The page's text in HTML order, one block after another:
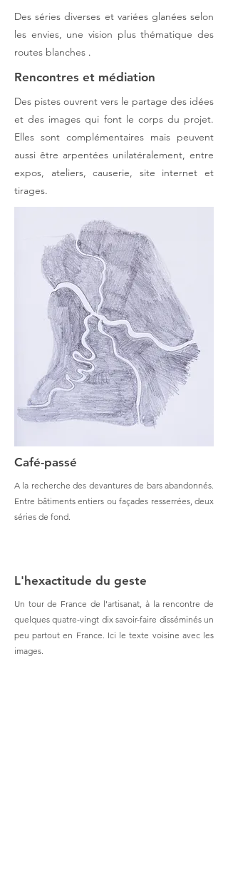
Des séries diverses et variées glanées selon
les envies, une vision plus thématique des
routes blanches .
Rencontres et médiation
Des pistes ouvrent vers le partage des idées
et des images qui font le corps du projet.
Elles sont complémentaires mais peuvent
aussi être arpentées unilatéralement, entre
expos, ateliers, causerie, site internet et
tirages.
Café-passé
A la recherche des devantures de bars abandonnés.
Entre bâtiments entiers ou façades resserrées, deux
séries de fond.
L'hexactitude du geste
Un tour de France de l'artisanat, à la rencontre de
quelques quatre-vingt dix savoir-faire disséminés un
peu partout en France. Ici le texte voisine avec les
images.